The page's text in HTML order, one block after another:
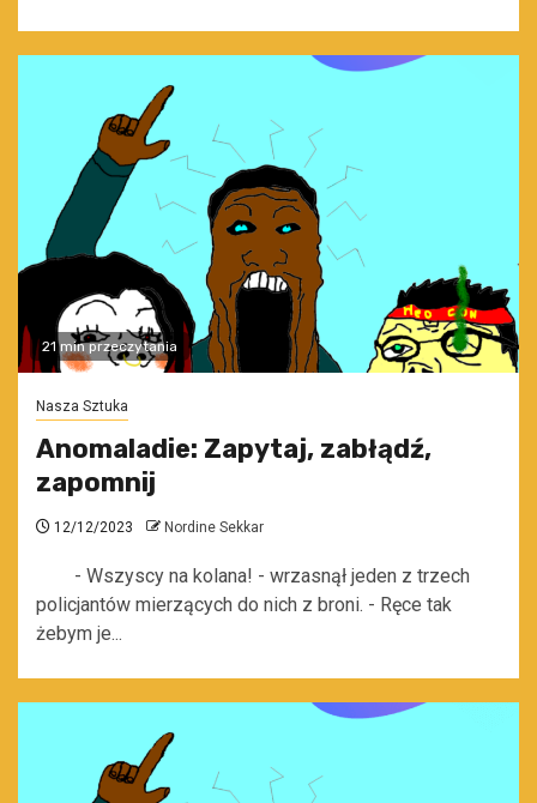
21 min przeczytania
Nasza Sztuka
Anomaladie: Zapytaj, zabłądź,
zapomnij
12/12/2023 Nordine Sekkar
- Wszyscy na kolana! - wrzasnął jeden z trzech
policjantów mierzących do nich z broni. - Ręce tak
żebym je...